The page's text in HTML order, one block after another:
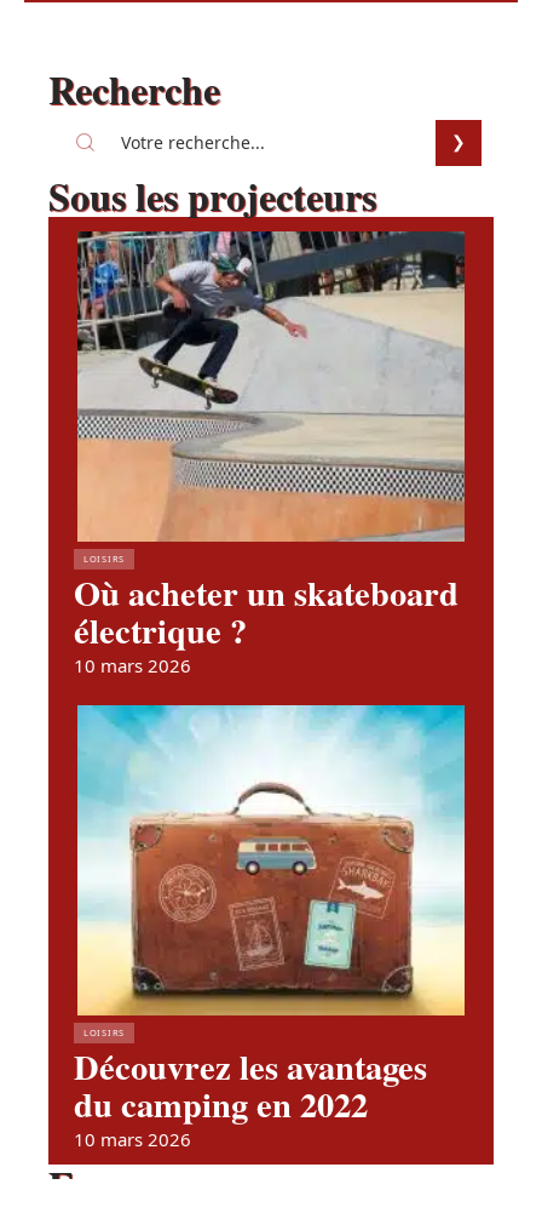
Recherche
Sous les projecteurs
LOISIRS
Où acheter un skateboard
électrique ?
10 mars 2026
LOISIRS
Découvrez les avantages
du camping en 2022
10 mars 2026
En vogue